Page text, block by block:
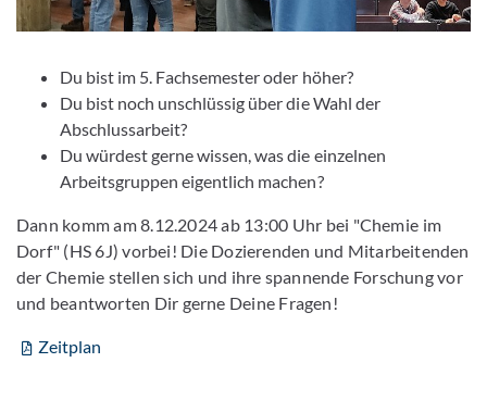
Du bist im 5. Fachsemester oder höher?
Du bist noch unschlüssig über die Wahl der
Abschlussarbeit?
Du würdest gerne wissen, was die einzelnen
Arbeitsgruppen eigentlich machen?
Dann komm am 8.12.2024 ab 13:00 Uhr bei "Chemie im
Dorf" (HS 6J) vorbei! Die Dozierenden und Mitarbeitenden
der Chemie stellen sich und ihre spannende Forschung vor
und beantworten Dir gerne Deine Fragen!
Zeitplan